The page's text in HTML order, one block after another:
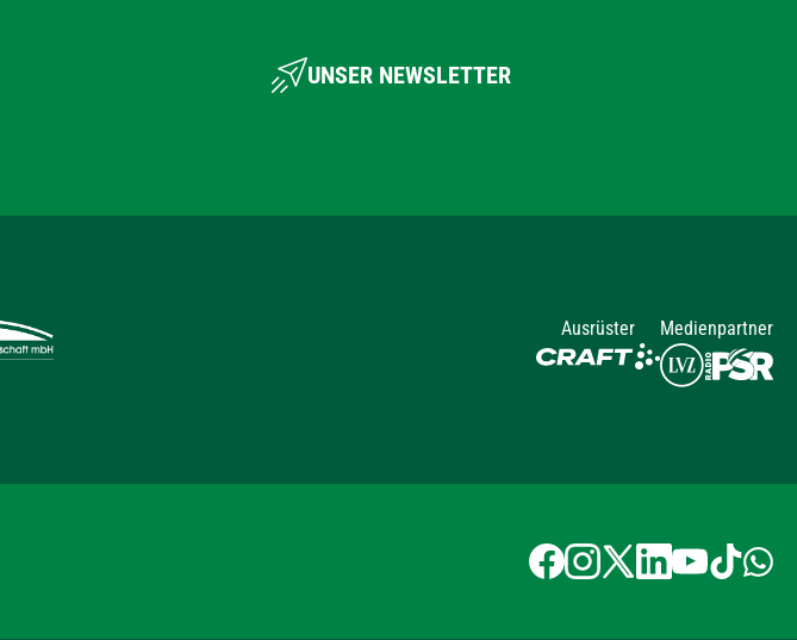
UNSER NEWSLETTER
Ausrüster
Medienpartner